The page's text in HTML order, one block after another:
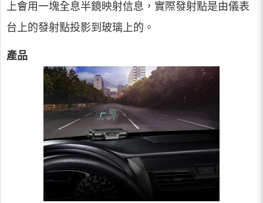
上會用一塊全息半鏡映射信息，實際發射點是由儀表
台上的發射點投影到玻璃上的。
產品